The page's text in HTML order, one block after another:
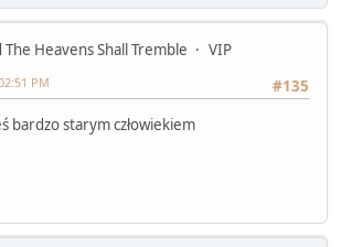
The Heavens Shall Tremble
VIP
#135
PM
bardzo starym człowiekiem